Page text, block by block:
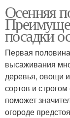
Осенняя
посадки
Первая
высаживания
деревья, овощи
сортов и
поможет
огороде